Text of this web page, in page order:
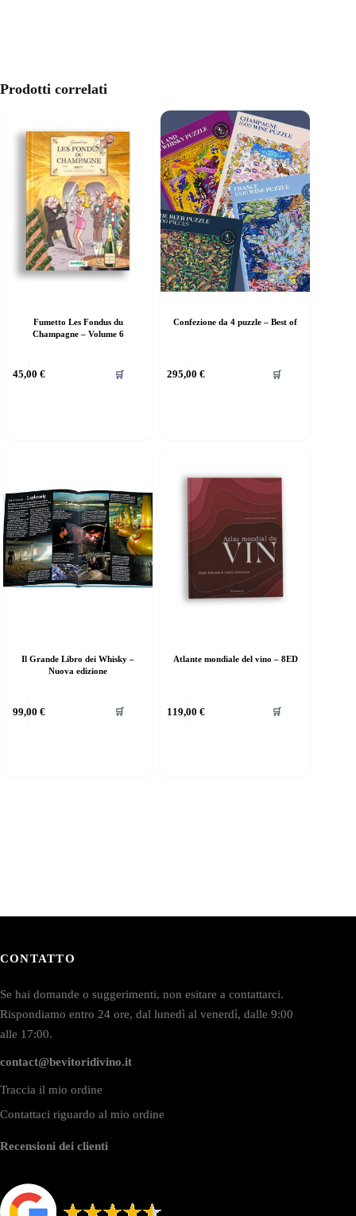
Prodotti correlati
Fumetto Les Fondus du
Champagne – Volume 6
45,00 € 🛒
Confezione da 4 puzzle – Best of
295,00€ 🛒
Il Grande Libro dei Whisky –
Nuova edizione
99,00 € 🛒
Atlante mondiale del vino – 8ED
119,00€ 🛒
CONTATTO
Se hai domande o suggerimenti, non esitare a contattarci.
Rispondiamo entro 24 ore, dal lunedì al venerdì, dalle 9:00
alle 17:00.
contact@bevitoridivino.it
Traccia il mio ordine
Contattaci riguardo al mio ordine
Recensioni dei clienti